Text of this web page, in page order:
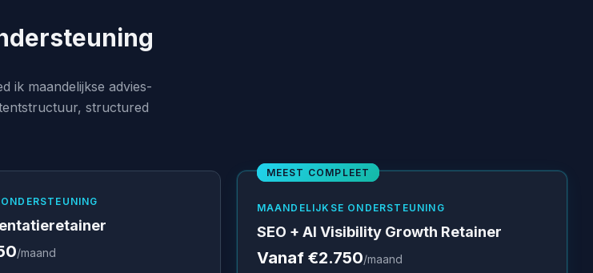
ik maandelijkse advies-
structured
/maand
MEEST COMPLEET
MAANDELIJKSE ONDERSTEUNING
SEO + AI Visibility Growth Retainer
Vanaf €2.750/maand